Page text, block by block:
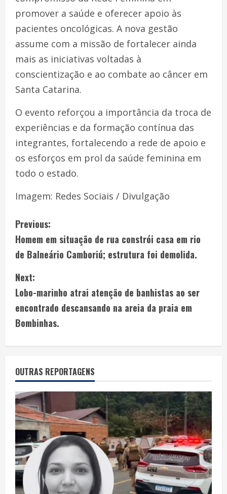
promover a saúde e oferecer apoio às
pacientes oncológicas. A nova gestão
assume com a missão de fortalecer ainda
mais as iniciativas voltadas à
conscientização e ao combate ao câncer em
Santa Catarina.
O evento reforçou a importância da troca de
experiências e da formação contínua das
integrantes, fortalecendo a rede de apoio e
os esforços em prol da saúde feminina em
todo o estado.
Imagem: Redes Sociais / Divulgação
Previous:
Homem em situação de rua constrói casa em rio
de Balneário Camboriú; estrutura foi demolida.
Next:
Lobo-marinho atrai atenção de banhistas ao ser
encontrado descansando na areia da praia em
Bombinhas.
OUTRAS REPORTAGENS